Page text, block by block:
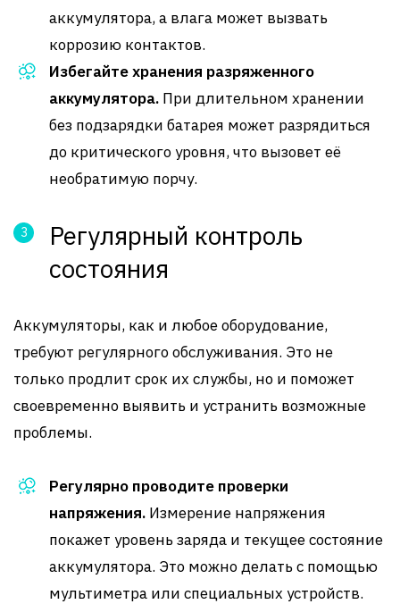
аккумулятора, а влага может вызвать
коррозию контактов.
Избегайте хранения разряженного
аккумулятора. При длительном хранении
без подзарядки батарея может разрядиться
до критического уровня, что вызовет её
необратимую порчу.
Регулярный контроль
состояния
Аккумуляторы, как и любое оборудование,
требуют регулярного обслуживания. Это не
только продлит срок их службы, но и поможет
своевременно выявить и устранить возможные
проблемы.
Регулярно проводите проверки
напряжения. Измерение напряжения
покажет уровень заряда и текущее состояние
аккумулятора. Это можно делать с помощью
мультиметра или специальных устройств.